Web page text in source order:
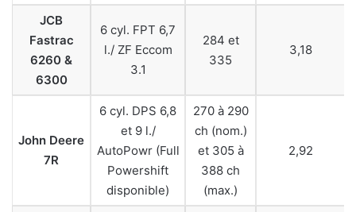
JCB
Fastrac
6260 &
6300
6 cyl. FPT 6,7
l./ ZF Eccom
3.1
284 et
335
3,18
John Deere
7R
6 cyl. DPS 6,8
et 9 l./
AutoPowr (Full
Powershift
disponible)
270 à 290
ch (nom.)
et 305 à
388 ch
(max.)
2,92